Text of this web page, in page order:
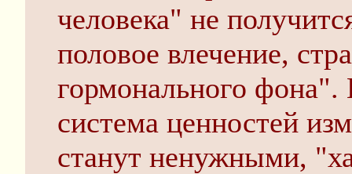
человека" не
половое влечение,
гормонального фона".
система ценностей
станут ненужными,